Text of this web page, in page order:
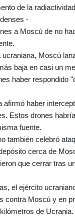
de la
-
a Moscú de no
ucraniana, Moscú
baja en casi un
haber respondido
afirmó haber
Estos drones
fuente.
también celebró
cerca de
que cerrar tras
el ejército
contra Moscú y en
de Ucrania.